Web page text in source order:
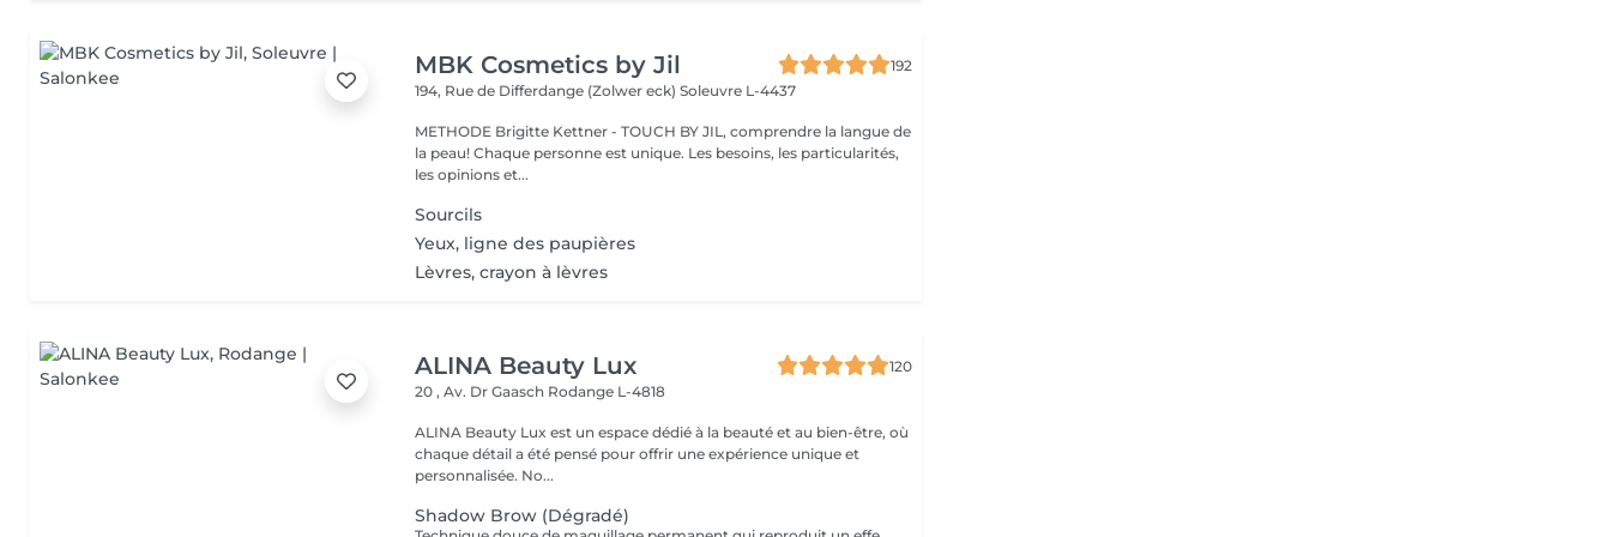
MBK Cosmetics by Jil
192
194, Rue de Differdange (Zolwer eck)Soleuvre L-4437
METHODE Brigitte Kettner - TOUCH BY JIL, comprendre la langue de
la peau! Chaque personne est unique. Les besoins, les particularités,
les opinions et...
Sourcils
Yeux, ligne des paupières
Lèvres, crayon à lèvres
ALINA Beauty Lux
120
20 , Av. Dr Gaasch Rodange L-4818
ALINA Beauty Lux est un espace dédié à la beauté et au bien-être, où
chaque détail a été pensé pour offrir une expérience unique et
personnalisée. No...
Shadow Brow (Dégradé)